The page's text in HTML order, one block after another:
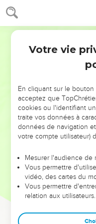
NE MANQUEZ
DE
ET SI LEURS
leur foi ou leur vision.
et les saisons difficiles
sont elles
Dans cette conférence,
clés pour avancer avec
Votre vie
En cliquant sur le
acceptez que
cookies ou l'identifiant
traite vos données à
données de navigation
votre compte utilisateur)
Mesurer l'audience de
Vous permettre
vidéo, des cartes du
Vous permettre
relation aux utilisateurs.